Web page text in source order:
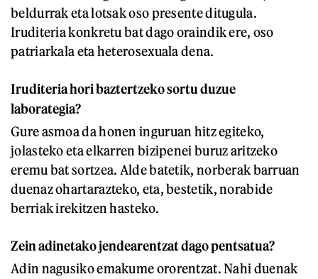
beldurrak eta lotsak oso presente ditugula.
Iruditeria konkretu bat dago oraindik ere, oso
patriarkala eta heterosexuala dena.
Iruditeria hori baztertzeko sortu duzue
laborategia?
Gure asmoa da honen inguruan hitz egiteko,
jolasteko eta elkarren bizipenei buruz aritzeko
eremu bat sortzea. Alde batetik, norberak barruan
duenaz ohartarazteko, eta, bestetik, norabide
berriak irekitzen hasteko.
Zein adinetako jendearentzat dago pentsatua?
Adin nagusiko emakume ororentzat. Nahi duenak